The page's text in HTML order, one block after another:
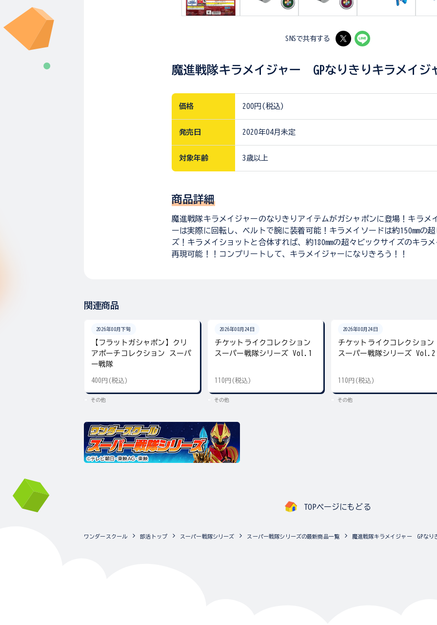
SNSで共有する
魔進戦隊キラメイジャー GPなりきりキラメイジ
価格 200円(税込)
発売日 2020年04月未定
対象年齢 3歳以上
商品詳細
魔進戦隊キラメイジャーのなりきりアイテムがガシャポンに登場！キラメ
ーは実際に回転し、ベルトで腕に装着可能！キラメイソードは約150mmの
ズ！キラメイショットと合体すれば、約180mmの超々ビックサイズのキラ
再現可能！！コンプリートして、キラメイジャーになりきろう！！
関連商品
2026年08月下旬
【フラットガシャポン】クリ
アポーチコレクション スーパ
ー戦隊
400円(税込)
その他
2026年08月24日
チケットライクコレクション
スーパー戦隊シリーズ Vol.1
110円(税込)
その他
2026年08月24日
チケットライクコレクション
スーパー戦隊シリーズ Vol.2
110円(税込)
その他
TOPページにもどる
ワンダースクール 部活トップ スーパー戦隊シリーズ スーパー戦隊シリーズの最新商品一覧 魔進戦隊キラメイジャー GPなり